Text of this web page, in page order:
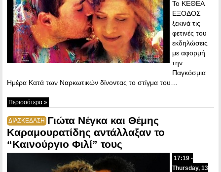
Το ΚΕΘΕΑ
ΕΞΟΔΟΣ
ξεκινά τις
φετινές του
εκδηλώσεις
με αφορμή
την
Παγκόσμια
Ημέρα Κατά των Ναρκωτικών δίνοντας το στίγμα του…
Περισσότερα »
ΔΙΑΣΚΕΔΑΣΗ Γιώτα Νέγκα και Θέμης
Καραμουρατίδης αντάλλαξαν το
“Καινούργιο Φιλί” τους
17:19 -
Thursday, 13